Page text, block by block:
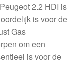
2.2 HDI is
is voor de
Gas
om een
is voor de